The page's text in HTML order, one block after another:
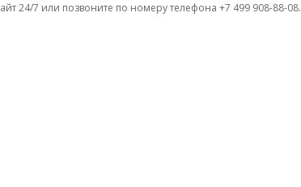
24/7 или позвоните по номеру телефона +7 499 908-88-08.